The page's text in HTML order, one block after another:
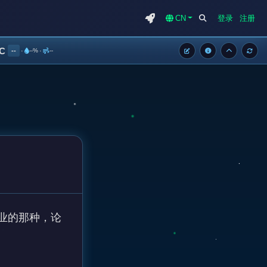
CN 登录 注册
-- · --% · --
的那种，论